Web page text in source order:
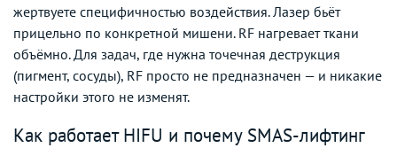
жертвуете специфичностью воздействия. Лазер бьёт
прицельно по конкретной мишени. RF нагревает ткани
объёмно. Для задач, где нужна точечная деструкция
(пигмент, сосуды), RF просто не предназначен — и никакие
настройки этого не изменят.
Как работает HIFU и почему SMAS-лифтинг